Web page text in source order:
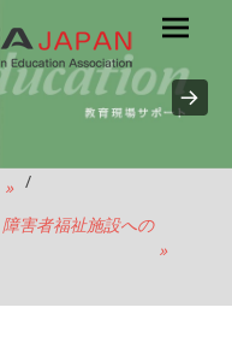
メ
イ
ン
メ
ュ
» /
害者福祉施設への
»